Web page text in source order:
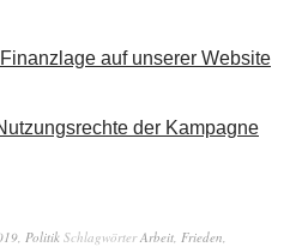
auf unserer Website
der Kampagne
, Politik SchlagwörterArbeit, Frieden,